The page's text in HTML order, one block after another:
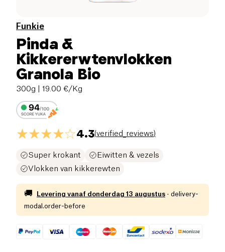
Funkie
Pinda &
Kikkererwtenvlokken
Granola Bio
300g | 19.00 €/Kg
4.3(verified_reviews)
Super krokant
Eiwitten & vezels
Vlokken van kikkerewten
🚚 Levering vanaf donderdag 13 augustus · delivery-
modal.order-before